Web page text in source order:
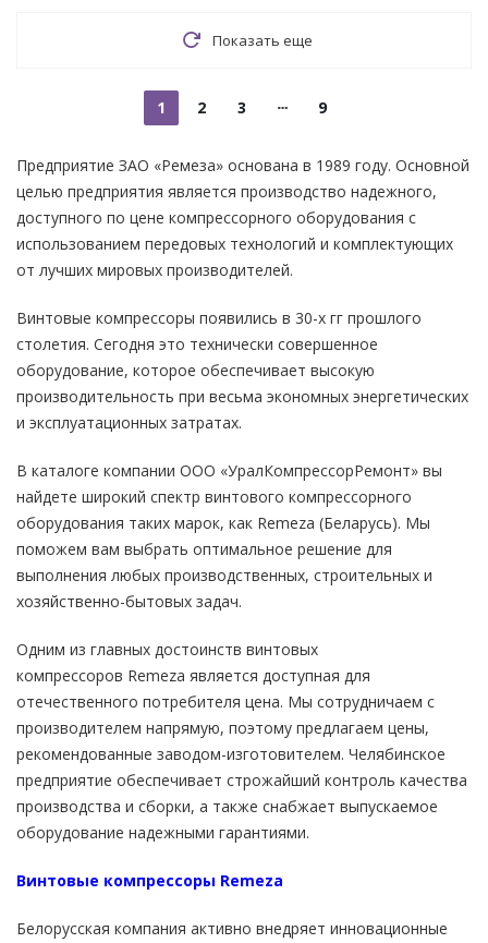
Показать еще
1 2 3 9
Предприятие ЗАО «Ремеза» основана в 1989 году. Основной
целью предприятия является производство надежного,
доступного по цене компрессорного оборудования с
использованием передовых технологий и комплектующих
от лучших мировых производителей.
Винтовые компрессоры появились в 30-х гг прошлого
столетия. Сегодня это технически совершенное
оборудование, которое обеспечивает высокую
производительность при весьма экономных энергетических
и эксплуатационных затратах.
В каталоге компании ООО «УралКомпрессорРемонт» вы
найдете широкий спектр винтового компрессорного
оборудования таких марок, как Remeza (Беларусь). Мы
поможем вам выбрать оптимальное решение для
выполнения любых производственных, строительных и
хозяйственно-бытовых задач.
Одним из главных достоинств винтовых
компрессоров Remeza является доступная для
отечественного потребителя цена. Мы сотрудничаем с
производителем напрямую, поэтому предлагаем цены,
рекомендованные заводом-изготовителем. Челябинское
предприятие обеспечивает строжайший контроль качества
производства и сборки, а также снабжает выпускаемое
оборудование надежными гарантиями.
Винтовые компрессоры Remeza
Белорусская компания активно внедряет инновационные